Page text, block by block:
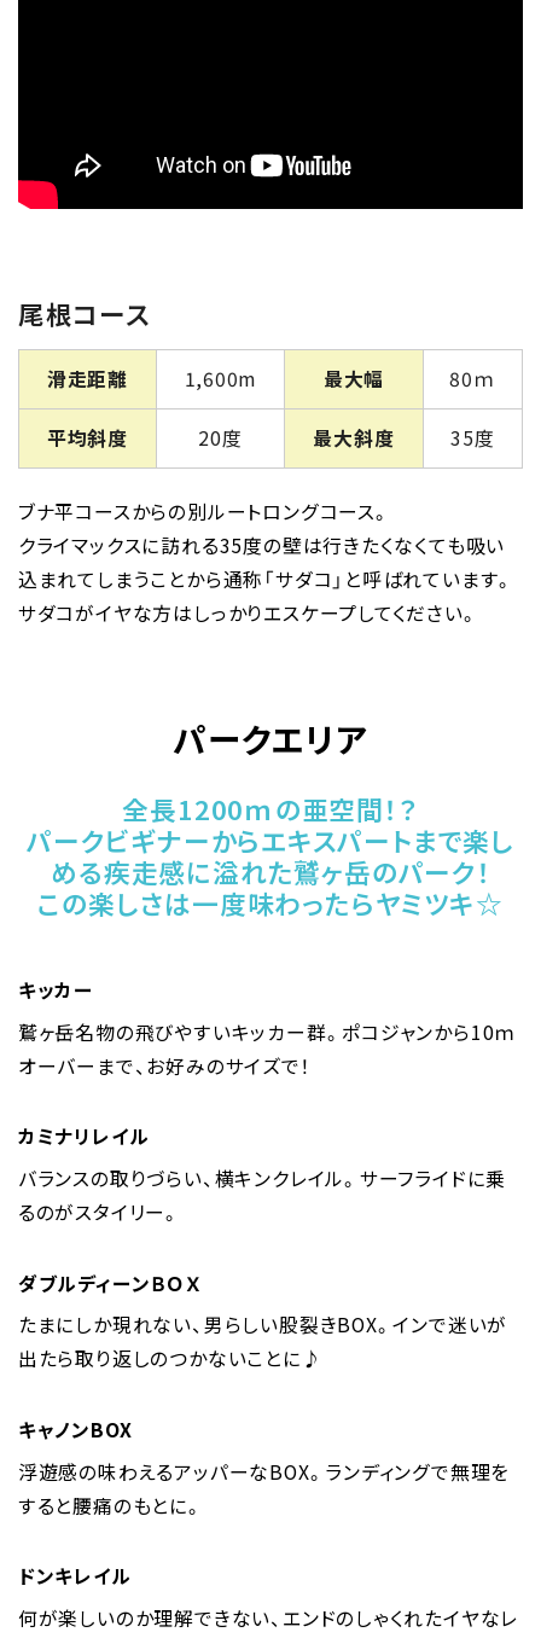
尾根コース
滑走距離 1,600m 最大幅 80ｍ
平均斜度 20度 最大斜度 35度
ブナ平コースからの別ルートロングコース。
クライマックスに訪れる35度の壁は行きたくなくても吸い
込まれてしまうことから通称「サダコ」と呼ばれています。
サダコがイヤな方はしっかりエスケープしてください。
パークエリア
全長1200ｍの亜空間！？
パークビギナーからエキスパートまで楽し
める疾走感に溢れた鷲ヶ岳のパーク！
この楽しさは一度味わったらヤミツキ☆
キッカー
鷲ヶ岳名物の飛びやすいキッカー群。ポコジャンから10ｍ
オーバーまで、お好みのサイズで！
カミナリレイル
バランスの取りづらい、横キンクレイル。サーフライドに乗
るのがスタイリー。
ダブルディーンＢＯＸ
たまにしか現れない、男らしい股裂きBOX。インで迷いが
出たら取り返しのつかないことに♪
キャノンBOX
浮遊感の味わえるアッパーなBOX。ランディングで無理を
すると腰痛のもとに。
ドンキレイル
何が楽しいのか理解できない、エンドのしゃくれたイヤなレ